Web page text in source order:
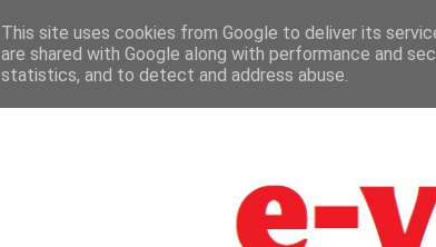
This site uses cookies from Google to deliver its
are shared with Google along with performance and
statistics, and to detect and address abuse.